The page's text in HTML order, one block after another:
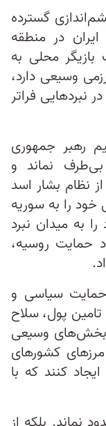
گسترده
در منطقه
محلی به
وسیعی دارد،
نبردهایی فراتر
رهبر جمهوری
نماند و
نظام بشار اسد
خود را به سوریه
به میدان نبرد
حمایت روسیه،
سیاسی و
پول، سلاح
بخش‌های وسیعی
کشورهای
کنند که با